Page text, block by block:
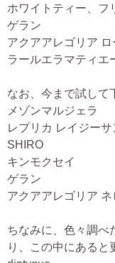
ホワイトティー、フ
ゲラン
アクアアレゴリア
ラールエラマティエ
なお、今まで試して
メゾンマルジェラ
レプリカ レイジー
SHIRO
キンモクセイ
ゲラン
アクアアレゴリア
ちなみに、色々調べ
り、この中にあると